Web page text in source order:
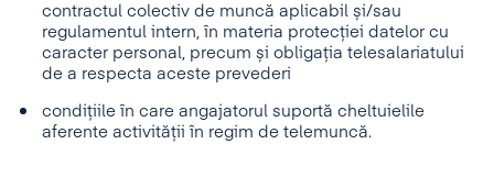
contractul colectiv de muncă aplicabil și/sau
regulamentul intern, în materia protecției datelor cu
caracter personal, precum și obligația telesalariatului
de a respecta aceste prevederi
condițiile în care angajatorul suportă cheltuielile
aferente activității în regim de telemuncă.